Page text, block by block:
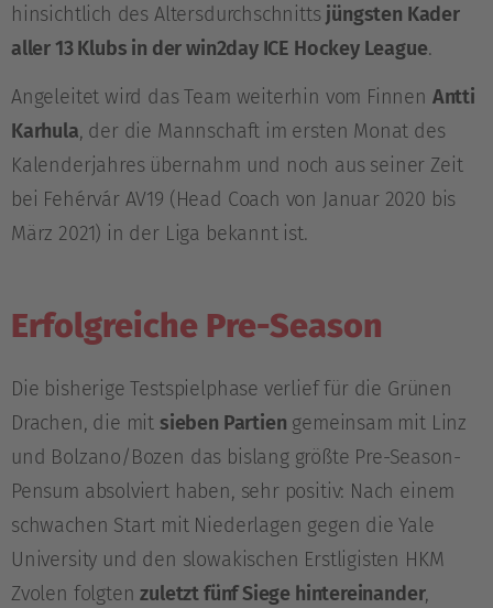
hinsichtlich des Altersdurchschnitts jüngsten Kader
aller 13 Klubs in der win2day ICE Hockey League.
Angeleitet wird das Team weiterhin vom Finnen Antti
Karhula, der die Mannschaft im ersten Monat des
Kalenderjahres übernahm und noch aus seiner Zeit
bei Fehérvár AV19 (Head Coach von Januar 2020 bis
März 2021) in der Liga bekannt ist.
Erfolgreiche Pre-Season
Die bisherige Testspielphase verlief für die Grünen
Drachen, die mit sieben Partien gemeinsam mit Linz
und Bolzano/Bozen das bislang größte Pre-Season-
Pensum absolviert haben, sehr positiv: Nach einem
schwachen Start mit Niederlagen gegen die Yale
University und den slowakischen Erstligisten HKM
Zvolen folgtenzuletzt fünf Siege hintereinander,